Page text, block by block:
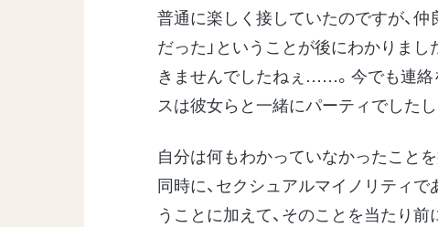
普通に楽しく接していたのですが、仲
だった」ということが後にわかりま
きませんでしたねぇ……。今でも連絡
スは彼女らと一緒にパーティでした
自分は何もわかっていなかったこと
同時に、セクシュアルマイノリティで
うことに加えて、そのことを当たり